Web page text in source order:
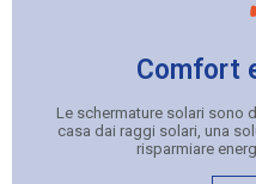
Comfort
Le schermature solari sono
casa dai raggi solari, una
risparmiare